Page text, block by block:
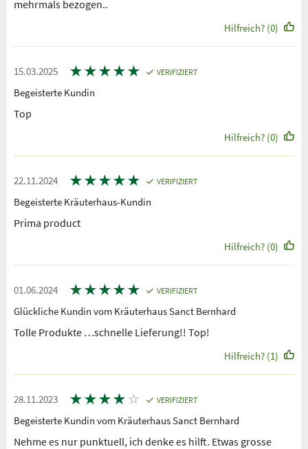
mehrmals bezogen..
Hilfreich? (0)
15.03.2025 ★★★★★ VERIFIZIERT
Begeisterte Kundin
Top
Hilfreich? (0)
22.11.2024 ★★★★★ VERIFIZIERT
Begeisterte Kräuterhaus-Kundin
Prima product
Hilfreich? (0)
01.06.2024 ★★★★★ VERIFIZIERT
Glückliche Kundin vom Kräuterhaus Sanct Bernhard
Tolle Produkte …schnelle Lieferung!! Top!
Hilfreich? (1)
28.11.2023 ★★★★ ☆ VERIFIZIERT
Begeisterte Kundin vom Kräuterhaus Sanct Bernhard
Nehme es nur punktuell, ich denke es hilft. Etwas grosse